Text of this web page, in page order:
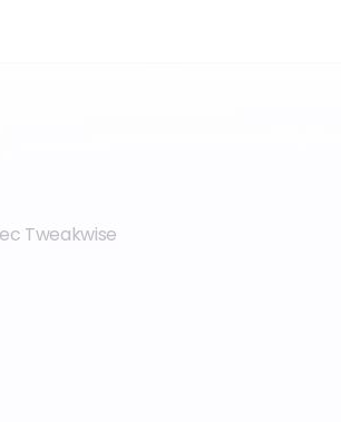
Tweakwise